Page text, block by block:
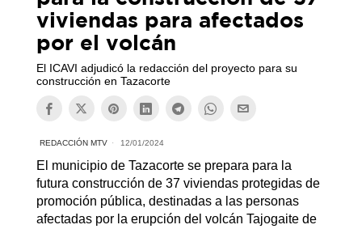
viviendas para afectados
por el volcán
El ICAVI adjudicó la redacción del proyecto para su
construcción en Tazacorte
REDACCIÓN MTV 12/01/2024
El municipio de Tazacorte se prepara para la
futura construcción de 37 viviendas protegidas de
promoción pública, destinadas a las personas
afectadas por la erupción del volcán Tajogaite de